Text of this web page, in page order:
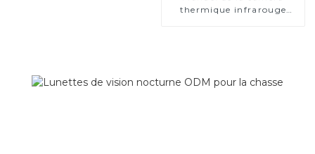
thermique infrarouge